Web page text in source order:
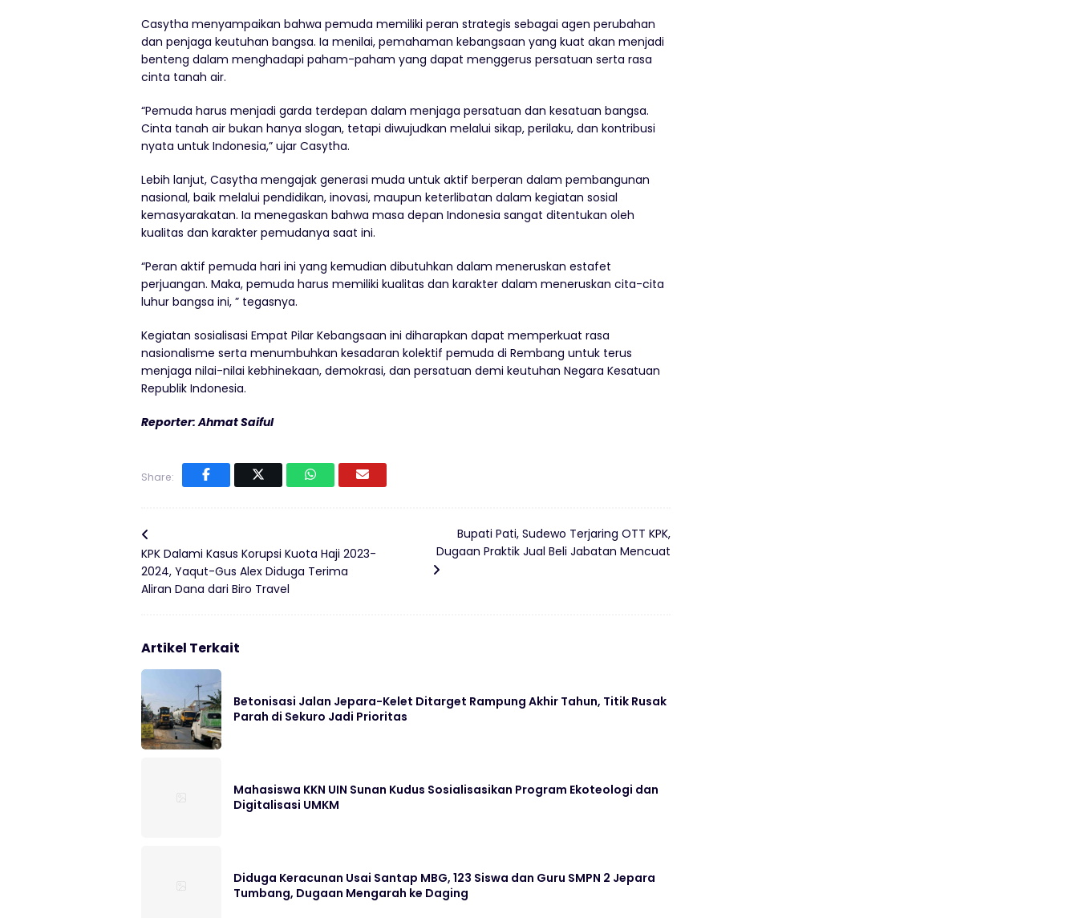
Casytha menyampaikan bahwa pemuda memiliki peran strategis sebagai agen perubahan
dan penjaga keutuhan bangsa. Ia menilai, pemahaman kebangsaan yang kuat akan menjadi
benteng dalam menghadapi paham-paham yang dapat menggerus persatuan serta rasa
cinta tanah air.
“Pemuda harus menjadi garda terdepan dalam menjaga persatuan dan kesatuan bangsa.
Cinta tanah air bukan hanya slogan, tetapi diwujudkan melalui sikap, perilaku, dan kontribusi
nyata untuk Indonesia,” ujar Casytha.
Lebih lanjut, Casytha mengajak generasi muda untuk aktif berperan dalam pembangunan
nasional, baik melalui pendidikan, inovasi, maupun keterlibatan dalam kegiatan sosial
kemasyarakatan. Ia menegaskan bahwa masa depan Indonesia sangat ditentukan oleh
kualitas dan karakter pemudanya saat ini.
“Peran aktif pemuda hari ini yang kemudian dibutuhkan dalam meneruskan estafet
perjuangan. Maka, pemuda harus memiliki kualitas dan karakter dalam meneruskan cita-cita
luhur bangsa ini, ” tegasnya.
Kegiatan sosialisasi Empat Pilar Kebangsaan ini diharapkan dapat memperkuat rasa
nasionalisme serta menumbuhkan kesadaran kolektif pemuda di Rembang untuk terus
menjaga nilai-nilai kebhinekaan, demokrasi, dan persatuan demi keutuhan Negara Kesatuan
Republik Indonesia.
Reporter: Ahmat Saiful
Share:
KPK Dalami Kasus Korupsi Kuota Haji 2023-
2024, Yaqut-Gus Alex Diduga Terima
Aliran Dana dari Biro Travel
Bupati Pati, Sudewo Terjaring OTT KPK,
Dugaan Praktik Jual Beli Jabatan Mencuat
Artikel Terkait
Betonisasi Jalan Jepara-Kelet Ditarget Rampung Akhir Tahun, Titik Rusak
Parah di Sekuro Jadi Prioritas
Mahasiswa KKN UIN Sunan Kudus Sosialisasikan Program Ekoteologi dan
Digitalisasi UMKM
Diduga Keracunan Usai Santap MBG, 123 Siswa dan Guru SMPN 2 Jepara
Tumbang, Dugaan Mengarah ke Daging